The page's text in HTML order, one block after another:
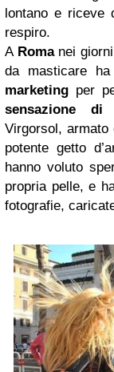
lontano e riceve
respiro.
A Romanei giorni
da masticare
marketing per
sensazione di
Virgorsol, armato
potente getto
hanno voluto
propria pelle, e
fotografie,